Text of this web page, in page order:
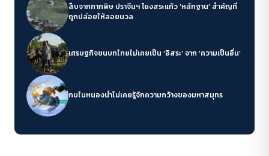
สืบจากกากพิษ ปราจีนฯ โยงสระแก้ว ‘หลักฐาน’ สำคัญที่
ถูกปล่อยให้ลอยนวล
เศรษฐกิจชนบทไทยไม่เคยเป็น ‘อิสระ’ จาก ‘ความเป็นอื่น’
กบในหนองน้ำไม่เคยรู้จักความกว้างของมหาสมุทร